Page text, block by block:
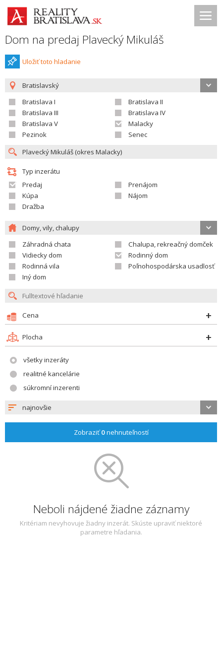
Dom na predaj Plavecký Mikuláš
Uložiť toto hladanie
Bratislavský
Bratislava I
Bratislava II
Bratislava III
Bratislava IV
Bratislava V
Malacky
Pezinok
Senec
Typ inzerátu
Predaj
Prenájom
Kúpa
Nájom
Dražba
Domy, vily, chalupy
Záhradná chata
Chalupa, rekreačný domček
Vidiecky dom
Rodinný dom
Rodinná vila
Poľnohospodárska usadlosť
Iný dom
Cena
Plocha
všetky inzeráty
realitné kancelárie
súkromní inzerenti
najnovšie
Zobraziť0nehnuteľností
Neboli nájdené žiadne záznamy
Kritériam nevyhovuje žiadny inzerát. Skúste upraviť niektoré
parametre hľadania.